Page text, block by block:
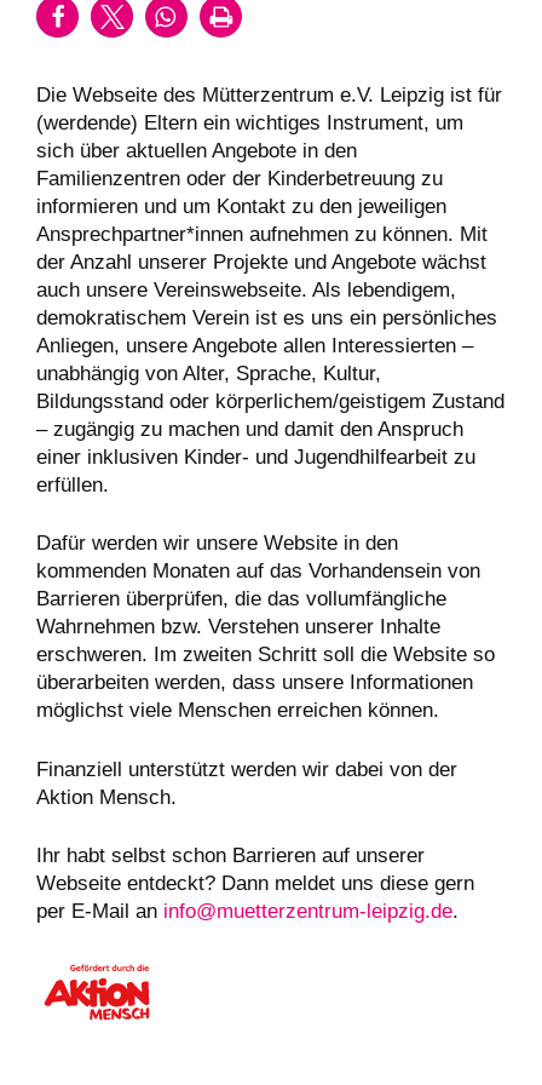
Die Webseite des Mütterzentrum e.V. Leipzig ist für
(werdende) Eltern ein wichtiges Instrument, um
sich über aktuellen Angebote in den
Familienzentren oder der Kinderbetreuung zu
informieren und um Kontakt zu den jeweiligen
Ansprechpartner*innen aufnehmen zu können. Mit
der Anzahl unserer Projekte und Angebote wächst
auch unsere Vereinswebseite. Als lebendigem,
demokratischem Verein ist es uns ein persönliches
Anliegen, unsere Angebote allen Interessierten –
unabhängig von Alter, Sprache, Kultur,
Bildungsstand oder körperlichem/geistigem Zustand
– zugängig zu machen und damit den Anspruch
einer inklusiven Kinder- und Jugendhilfearbeit zu
erfüllen.
Dafür werden wir unsere Website in den
kommenden Monaten auf das Vorhandensein von
Barrieren überprüfen, die das vollumfängliche
Wahrnehmen bzw. Verstehen unserer Inhalte
erschweren. Im zweiten Schritt soll die Website so
überarbeiten werden, dass unsere Informationen
möglichst viele Menschen erreichen können.
Finanziell unterstützt werden wir dabei von der
Aktion Mensch.
Ihr habt selbst schon Barrieren auf unserer
Webseite entdeckt? Dann meldet uns diese gern
per E-Mail an info@muetterzentrum-leipzig.de.